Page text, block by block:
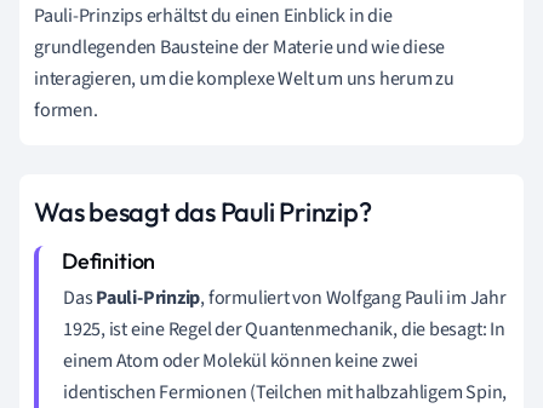
Pauli-Prinzips erhältst du einen Einblick in die
grundlegenden Bausteine der Materie und wie diese
interagieren, um die komplexe Welt um uns herum zu
formen.
Was besagt das Pauli Prinzip?
DasPauli-Prinzip, formuliert von Wolfgang Pauli im Jahr
1925, ist eine Regel der Quantenmechanik, die besagt: In
einem Atom oder Molekül können keine zwei
identischen Fermionen (Teilchen mit halbzahligem Spin,